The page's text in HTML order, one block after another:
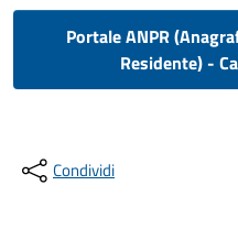
Portale ANPR
Residente) -
Condividi